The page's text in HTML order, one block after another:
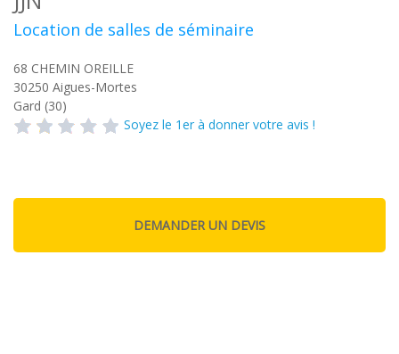
Location de salles de séminaire
68 CHEMIN OREILLE
30250 Aigues-Mortes
Gard (30)
Soyez le 1er à donner votre avis !